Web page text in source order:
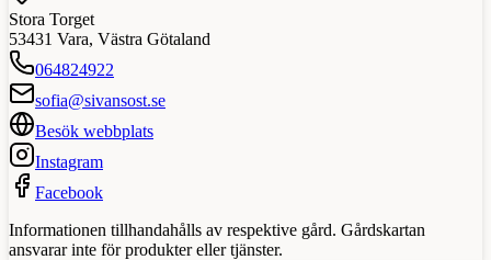
Stora Torget
53431 Vara, Västra Götaland
064824922
sofia@sivansost.se
Besök webbplats
Instagram
Facebook
Informationen tillhandahålls av respektive gård. Gårdskartan
ansvarar inte för produkter eller tjänster.